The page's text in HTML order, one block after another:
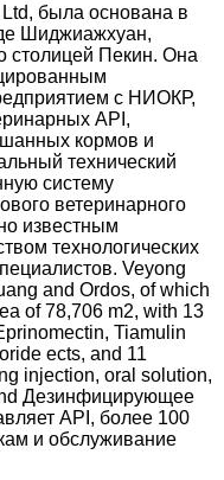
была основана в
Шиджиажхуан,
столицей Пекин. Она
с НИОКР,
API,
кормов и
технический
систему
ветеринарного
известным
технологических
Veyong
and Ordos, of which
of ​​78,706 m2, with 13
Tiamulin
ects, and 11
injection, oral solution,
Дезинфицирующее
API, более 100
и обслуживание